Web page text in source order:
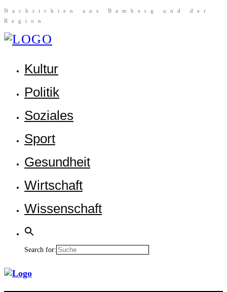
Nach­rich­ten aus Bam­berg und der
Region
Kul­tur
Poli­tik
Sozia­les
Sport
Gesund­heit
Wirt­schaft
Wis­sen­schaft
Search for: